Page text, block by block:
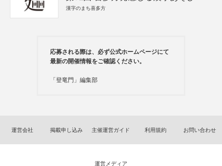
漢字のまち喜多方
応募される際は、必ず公式ホームページにて
最新の開催情報をご確認ください。
「登竜門」編集部
運営会社 掲載申し込み 主催運営ガイド 利用規約 お問い合わせ
運営メディア